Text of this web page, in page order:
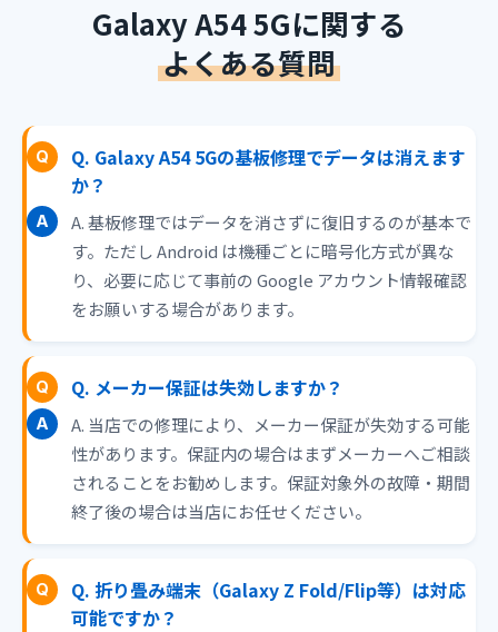
Galaxy A54 5Gに関する
よくある質問
Q. Galaxy A54 5Gの基板修理でデータは消えます
か？
A. 基板修理ではデータを消さずに復旧するのが基本で
す。ただし Android は機種ごとに暗号化方式が異な
り、必要に応じて事前の Google アカウント情報確認
をお願いする場合があります。
Q. メーカー保証は失効しますか？
A. 当店での修理により、メーカー保証が失効する可能
性があります。保証内の場合はまずメーカーへご相談
されることをお勧めします。保証対象外の故障・期間
終了後の場合は当店にお任せください。
Q. 折り畳み端末（Galaxy Z Fold/Flip等）は対応
可能ですか？